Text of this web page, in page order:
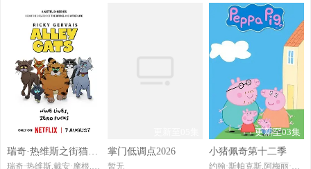
已完结
瑞奇·热维斯之街猫一族
掌门低调点2026
暂无
更新至03集
小猪佩奇第十二季